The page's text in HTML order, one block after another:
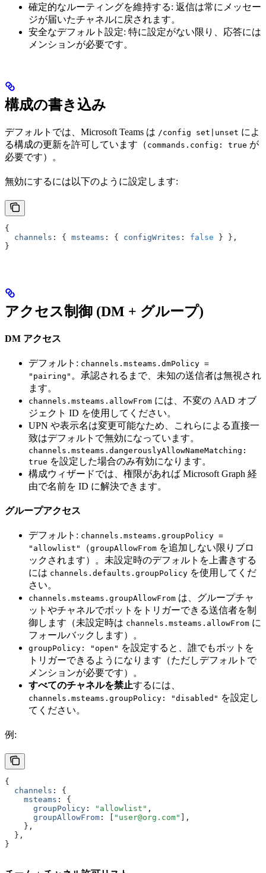
確定的なルーティングを維持する: 返信は常にメッセー
ジが届いたチャネルに戻されます。
安全なデフォルト設定: 特に設定がない限り、応答には
メンションが必要です。
構成の書き込み
デフォルトでは、Microsoft Teams は /config set|unset によ
る構成の更新を許可しています（ commands.config: true が
必要です）。
無効にするには以下のように設定します:
{
  channels
: { msteams : { configWrites : false } } ,
}
アクセス制御 (DM + グループ)
DM アクセス
デフォルト: channels.msteams.dmPolicy =
"pairing" 。承認されるまで、未知の送信者は無視され
ます。
channels.msteams.allowFrom には、不変の AAD オブ
ジェクト ID を使用してください。
UPN や表示名は変更可能なため、これらによる直接一
致はデフォルトで無効になっています。
channels.msteams.dangerouslyAllowNameMatching:
true を設定した場合のみ有効になります。
構成ウィザードでは、権限があれば Microsoft Graph 経
由で名前を ID に解決できます。
グループアクセス
デフォルト: channels.msteams.groupPolicy =
"allowlist"
（groupAllowFrom を追加しない限りブロ
ックされます）。未設定時のデフォルトを上書きする
には channels.defaults.groupPolicy を使用してくだ
さい。
channels.msteams.groupAllowFrom は、グループチャ
ットやチャネルでボットをトリガーできる送信者を制
御します（未設定時は channels.msteams.allowFrom に
フォールバックします）。
groupPolicy: "open" を設定すると、誰でもボットを
トリガーできるようになります（ただしデフォルトで
メンションが必要です）。
すべてのチャネルを禁止するには、
channels.msteams.groupPolicy: "disabled" を設定し
てください。
例:
{
  channels
:
{
    msteams
:
{
      groupPolicy
: "allowlist" ,
      groupAllowFrom
: "user@org.com"
,
    }
,
  }
,
}